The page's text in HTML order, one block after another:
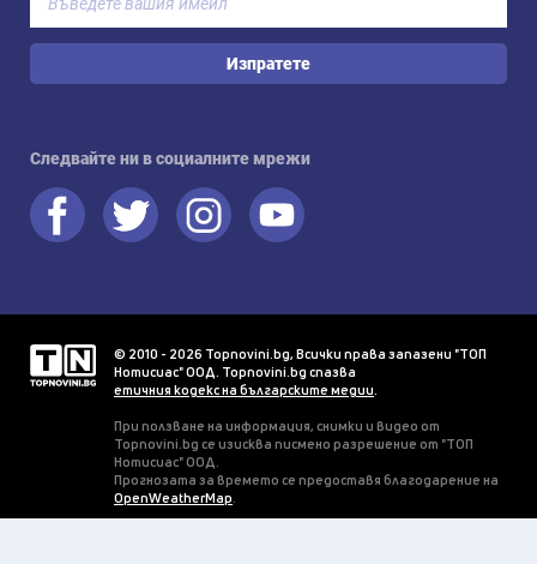
Изпратете
Следвайте ни в социалните мрежи
© 2010 - 2026 Topnovini.bg, Всички права запазени "ТОП
Нотисиас" ООД. Topnovini.bg спазва
етичния кодекс на българските медии
При ползване на информация, снимки и видео от
Topnovini.bg се изисква писмено разрешение от "ТОП
Нотисиас" ООД.
Прогнозата за времето се предоставя благодарение на
OpenWeatherMap